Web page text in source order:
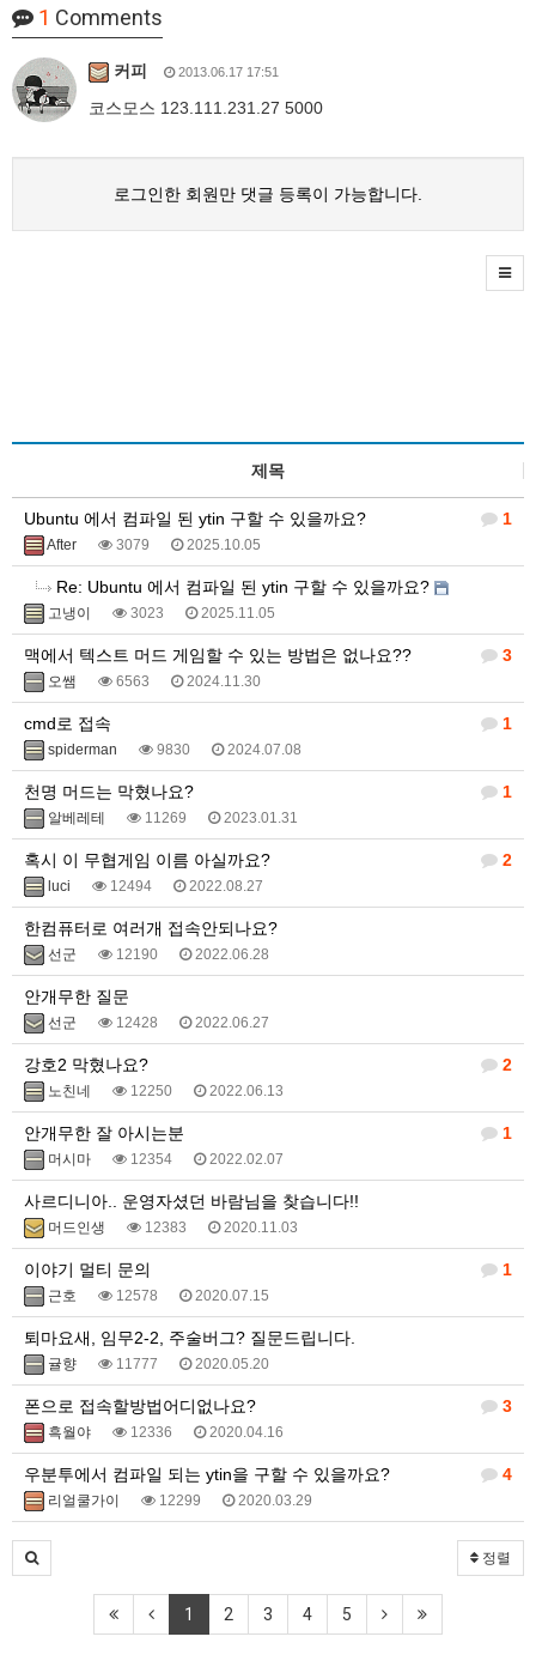
1 Comments
커피 2013.06.17 17:51
코스모스 123.111.231.27 5000
로그인한 회원만 댓글 등록이 가능합니다.
제목
1
Ubuntu 에서 컴파일 된 ytin 구할 수 있을까요?
After 3079 2025.10.05
Re: Ubuntu 에서 컴파일 된 ytin 구할 수 있을까요?
고냉이 3023 2025.11.05
3
맥에서 텍스트 머드 게임할 수 있는 방법은 없나요??
오쌤 6563 2024.11.30
1
cmd로 접속
spiderman 9830 2024.07.08
1
천명 머드는 막혔나요?
알베레테 11269 2023.01.31
2
혹시 이 무협게임 이름 아실까요?
luci 12494 2022.08.27
한컴퓨터로 여러개 접속안되나요?
선군 12190 2022.06.28
안개무한 질문
선군 12428 2022.06.27
2
강호2 막혔나요?
노친네 12250 2022.06.13
1
안개무한 잘 아시는분
머시마 12354 2022.02.07
사르디니아.. 운영자셨던 바람님을 찾습니다!!
머드인생 12383 2020.11.03
1
이야기 멀티 문의
근호 12578 2020.07.15
퇴마요새, 임무2-2, 주술버그? 질문드립니다.
귤향 11777 2020.05.20
3
폰으로 접속할방법어디없나요?
흑월야 12336 2020.04.16
4
우분투에서 컴파일 되는 ytin을 구할 수 있을까요?
리얼쿨가이 12299 2020.03.29
정렬
1 2 3 4 5